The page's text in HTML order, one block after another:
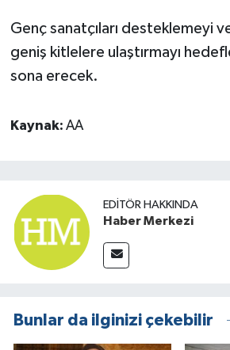
Genç sanatçıları desteklemeyi
geniş kitlelere ulaştırmayı
sona erecek.
Kaynak: AA
EDITÖR HAKKINDA
Haber Merkezi
Bunlar da ilginizi çekebilir